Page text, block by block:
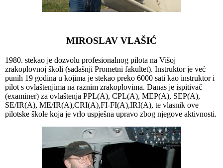
MIROSLAV VLAŠIĆ
1980. stekao je dozvolu profesionalnog pilota na Višoj
zrakoplovnoj školi (sadašnji Prometni fakultet). Instruktor je već
punih 19 godina u kojima je stekao preko 6000 sati kao instruktor i
pilot s ovlaštenjima na raznim zrakoplovima. Danas je ispitivač
(examiner) za ovlaštenja PPL(A), CPL(A), MEP(A), SEP(A),
SE/IR(A), ME/IR(A),CRI(A),FI-FI(A),IRI(A), te vlasnik ove
pilotske škole koja je vrlo uspješna upravo zbog njegove aktivnosti.